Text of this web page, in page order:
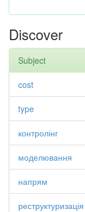
Discover
Subject
cost
type
контролінг
моделювання
напрям
реструктуризація